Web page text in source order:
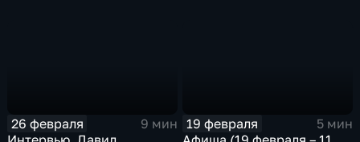
26 февраля
9 мин
19 февраля
5 мин